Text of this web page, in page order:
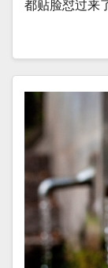
都贴脸怼过来